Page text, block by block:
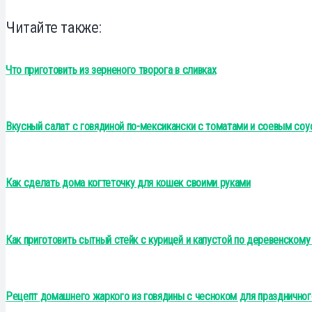
Читайте также:
Что приготовить из зерненого творога в сливках
Вкусный салат с говядиной по-мексикански с томатами и соевым
Как сделать дома когтеточку для кошек своими руками
Как приготовить сытный стейк с курицей и капустой по
Рецепт домашнего жаркого из говядины с чесноком для